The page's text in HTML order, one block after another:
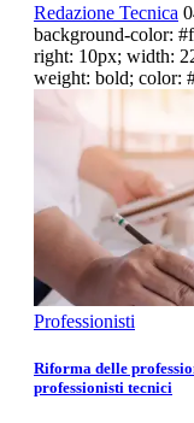
Redazione Tecnica
background-color:
right: 10px; width:
weight: bold; color:
Professionisti
Riforma delle
professionisti tecnici